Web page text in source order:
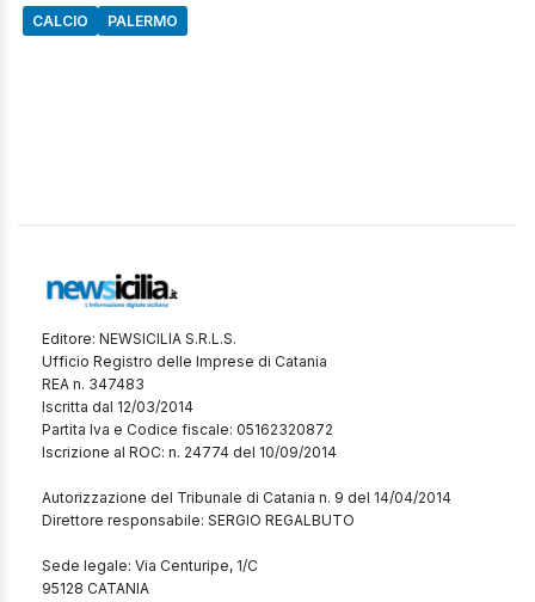
CALCIO PALERMO
Editore: NEWSICILIA S.R.L.S.
Ufficio Registro delle Imprese di Catania
REA n. 347483
Iscritta dal 12/03/2014
Partita Iva e Codice fiscale: 05162320872
Iscrizione al ROC: n. 24774 del 10/09/2014
Autorizzazione del Tribunale di Catania n. 9 del 14/04/2014
Direttore responsabile: SERGIO REGALBUTO
Sede legale: Via Centuripe, 1/C
95128 CATANIA